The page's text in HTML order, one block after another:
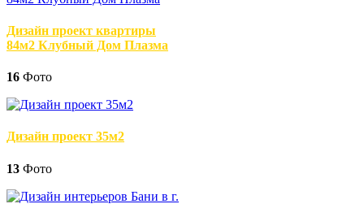
Дизайн проект квартиры
84м2 Клубный Дом Плазма
16 Фото
Дизайн проект 35м2
13 Фото